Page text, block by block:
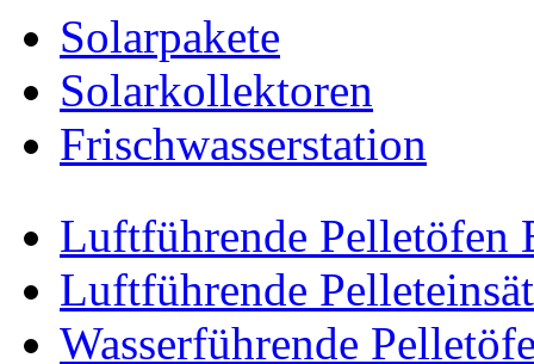
Solarpakete
Solarkollektoren
Frischwasserstation
Luftführende Pelletöfen
Luftführende
Wasserführende